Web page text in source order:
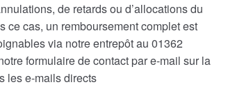
de retards ou d’allocations du
ce cas, un remboursement complet est
via notre entrepôt au 01362
formulaire de contact par e-mail sur la
les e-mails directs